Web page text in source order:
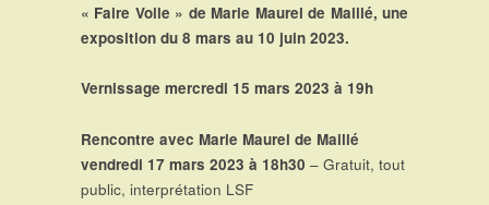
« Faire Voile » de Marie Maurel de Maillé, une
exposition du 8 mars au 10 juin 2023.
Vernissage mercredi 15 mars 2023 à 19h
Rencontre avec Marie Maurel de Maillé
vendredi 17 mars 2023 à 18h30 – Gratuit, tout
public, interprétation LSF